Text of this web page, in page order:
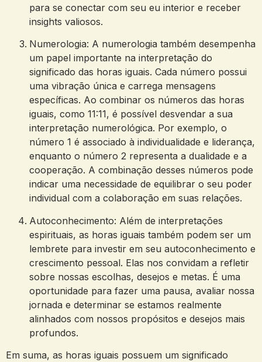
para se conectar com seu eu interior e receber
insights valiosos.
Numerologia: A numerologia também desempenha
um papel importante na interpretação do
significado das horas iguais. Cada número possui
uma vibração única e carrega mensagens
específicas. Ao combinar os números das horas
iguais, como 11:11, é possível desvendar a sua
interpretação numerológica. Por exemplo, o
número 1 é associado à individualidade e liderança,
enquanto o número 2 representa a dualidade e a
cooperação. A combinação desses números pode
indicar uma necessidade de equilibrar o seu poder
individual com a colaboração em suas relações.
Autoconhecimento: Além de interpretações
espirituais, as horas iguais também podem ser um
lembrete para investir em seu autoconhecimento e
crescimento pessoal. Elas nos convidam a refletir
sobre nossas escolhas, desejos e metas. É uma
oportunidade para fazer uma pausa, avaliar nossa
jornada e determinar se estamos realmente
alinhados com nossos propósitos e desejos mais
profundos.
Em suma, as horas iguais possuem um significado